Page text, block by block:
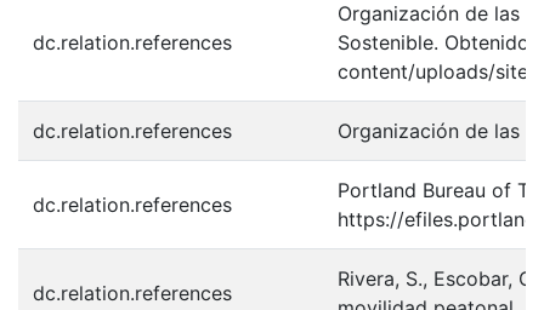
dc.relation.references
Organización de las
Sostenible. Obtenido
content/uploads/sites/
dc.relation.references Organización de las
dc.relation.references
Portland Bureau of
https://
dc.relation.references
Rivera, S., Escobar,